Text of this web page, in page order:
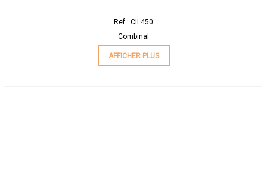
Ref : CIL450
Combinal
AFFICHER PLUS